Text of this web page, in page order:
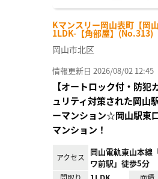
Kマンスリー岡山表町【岡
1LDK-【角部屋】(No.313)
岡山市北区
情報更新日 2026/08/02 12:45
【オートロック付・防犯
ュリティ対策された岡山
ーマンション☆岡山駅東
マンション！
アクセス
岡山電軌東山本線
ワ前駅」徒歩5分